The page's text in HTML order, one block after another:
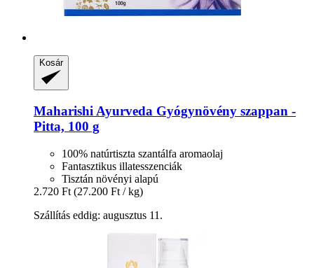
Kosár
Maharishi Ayurveda Gyógynövény szappan -​
Pitta, 100 g
100% natúrtiszta szantálfa aromaolaj
Fantasztikus illatesszenciák
Tisztán növényi alapú
2.720 Ft (27.200 Ft / kg)
Szállítás eddig: augusztus 11.